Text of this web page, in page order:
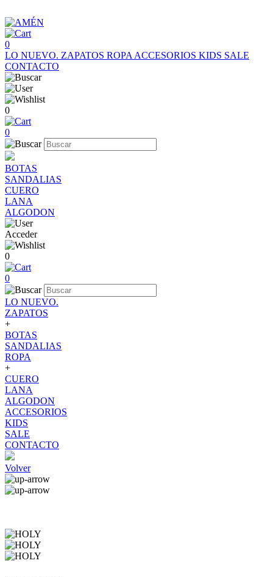
0
LO NUEVO. ZAPATOS ROPA ACCESORIOS KIDS SALE
CONTACTO
0
0
BOTAS
SANDALIAS
CUERO
LANA
ALGODON
Acceder
0
0
LO NUEVO.
ZAPATOS
+
BOTAS
SANDALIAS
ROPA
+
CUERO
LANA
ALGODON
ACCESORIOS
KIDS
SALE
CONTACTO
Volver